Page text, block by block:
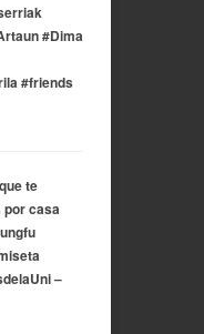
#Dima
#friends
te
por casa
–